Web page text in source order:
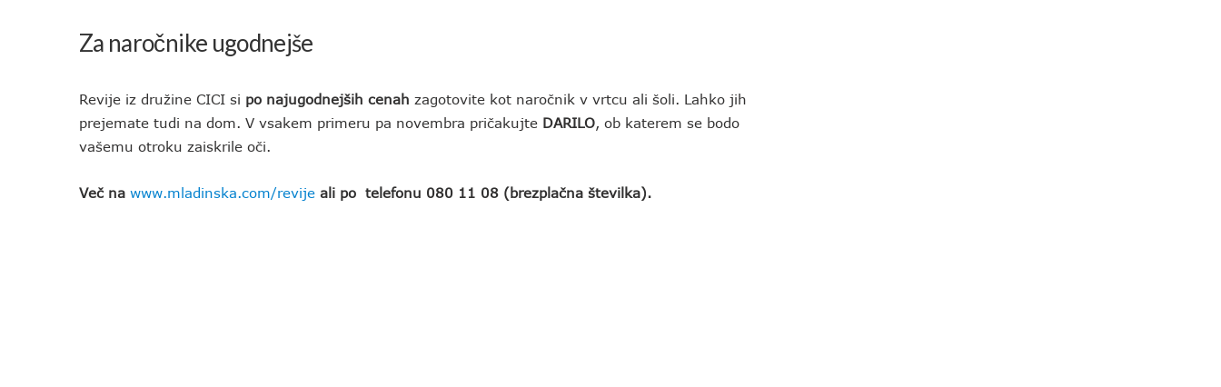
Za naročnike ugodnejše
Revije iz družine CICI si po najugodnejših cenah zagotovite kot naročnik v vrtcu ali šoli. Lahko jih
prejemate tudi na dom. V vsakem primeru pa novembra pričakujte DARILO, ob katerem se bodo
vašemu otroku zaiskrile oči.
Več na www.mladinska.com/revije ali po telefonu 080 11 08 (brezplačna številka).